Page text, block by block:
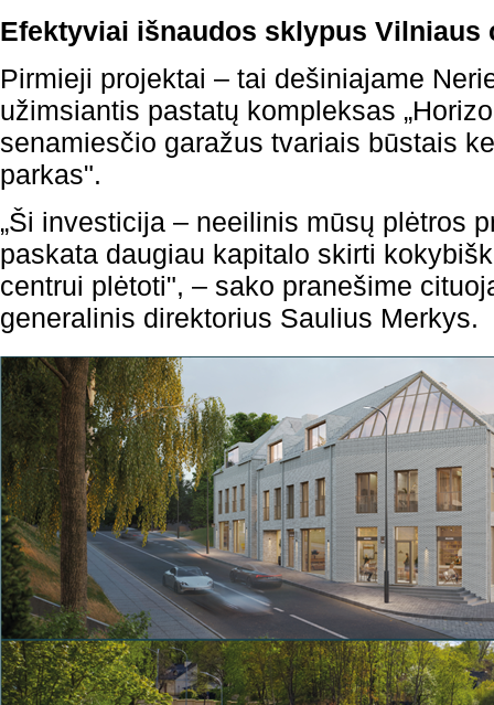
Efektyviai išnaudos sklypus Vilniaus
Pirmieji projektai – tai dešiniajame
užimsiantis pastatų kompleksas
senamiesčio garažus tvariais būstais
parkas".
„Ši investicija – neeilinis mūsų plėtros
paskata daugiau kapitalo skirti
centrui plėtoti", – sako pranešime
generalinis direktorius Saulius Merkys.